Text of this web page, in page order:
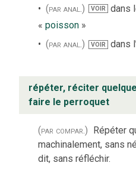
(par anal.) VOIR
dans
« poisson »
(par anal.)
VOIR dans
répéter, réciter
faire le perroquet
(par compar.)
Répéter
machinalement, sans
dit, sans réfléchir.